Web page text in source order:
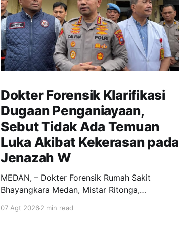
Dokter Forensik Klarifikasi
Dugaan Penganiayaan,
Sebut Tidak Ada Temuan
Luka Akibat Kekerasan pada
Jenazah W
MEDAN, – Dokter Forensik Rumah Sakit
Bhayangkara Medan, Mistar Ritonga,
kekerasan pada tubuh W (30), mantan istri
07 Agt 20262 min read